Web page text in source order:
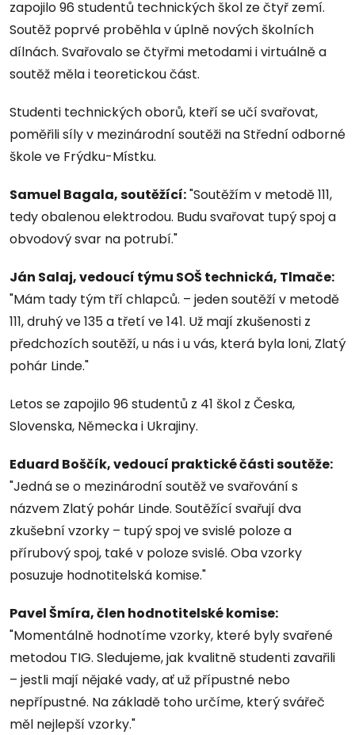
zapojilo 96 studentů technických škol ze čtyř zemí.
Soutěž poprvé proběhla v úplně nových školních
dílnách. Svařovalo se čtyřmi metodami i virtuálně a
soutěž měla i teoretickou část.
Studenti technických oborů, kteří se učí svařovat,
poměřili síly v mezinárodní soutěži na Střední odborné
škole ve Frýdku-Místku.
Samuel Bagala, soutěžící:"Soutěžím v metodě 111,
tedy obalenou elektrodou. Budu svařovat tupý spoj a
obvodový svar na potrubí."
Ján Salaj, vedoucí týmu SOŠ technická, Tlmače:
"Mám tady tým tří chlapců. – jeden soutěží v metodě
111, druhý ve 135 a třetí ve 141. Už mají zkušenosti z
předchozích soutěží, u nás i u vás, která byla loni, Zlatý
pohár Linde."
Letos se zapojilo 96 studentů z 41 škol z Česka,
Slovenska, Německa i Ukrajiny.
Eduard Boščík, vedoucí praktické části soutěže:
"Jedná se o mezinárodní soutěž ve svařování s
názvem Zlatý pohár Linde. Soutěžící svařují dva
zkušební vzorky – tupý spoj ve svislé poloze a
přírubový spoj, také v poloze svislé. Oba vzorky
posuzuje hodnotitelská komise."
Pavel Šmíra, člen hodnotitelské komise:
"Momentálně hodnotíme vzorky, které byly svařené
metodou TIG. Sledujeme, jak kvalitně studenti zavařili
– jestli mají nějaké vady, ať už přípustné nebo
nepřípustné. Na základě toho určíme, který svářeč
měl nejlepší vzorky."